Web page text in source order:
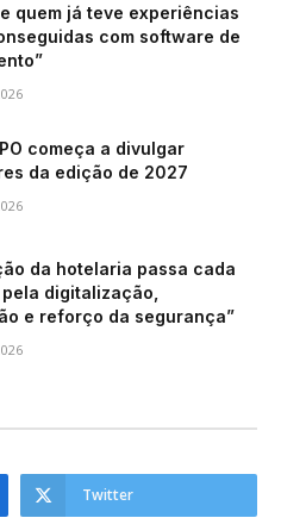
quem já teve experiências
com software de
começa a divulgar
da edição de 2027
da hotelaria passa cada
digitalização,
e reforço da segurança”
Twitter